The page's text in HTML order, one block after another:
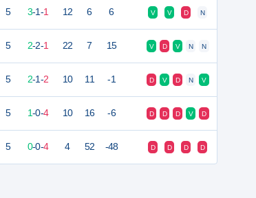
5 3-1-1 12 6 6 V V D N
5 2-2-1 22 7 15 V D V N N
5 2-1-2 10 11 -1 D V D N V
5 1-0-4 10 16 -6 D D D V D
5 0-0-4 4 52 -48 D D D D